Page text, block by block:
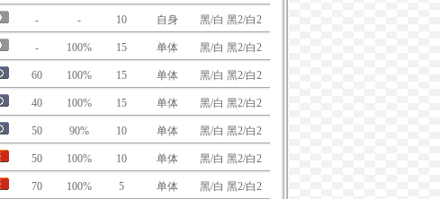
- - 10 自身 黑/白 黑2/白2
- 100% 15 单体 黑/白 黑2/白2
60 100% 15 单体 黑/白 黑2/白2
40 100% 15 单体 黑/白 黑2/白2
50 90% 10 单体 黑/白 黑2/白2
50 100% 10 单体 黑/白 黑2/白2
70 100% 5 单体 黑/白 黑2/白2